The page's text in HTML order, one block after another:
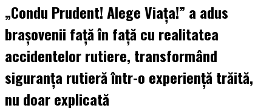
„Condu Prudent! Alege Viața!” a adus
brașovenii față în față cu realitatea
accidentelor rutiere, transformând
siguranța rutieră într-o experiență trăită,
nu doar explicată